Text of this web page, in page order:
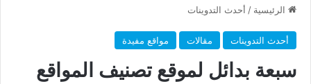
الرئيسية / أحدث التدوينات
أحدث التدوينات مقالات مواقع مفيدة
سبعة بدائل لموقع تصنيف المواقع